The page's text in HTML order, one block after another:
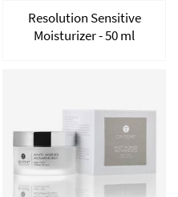
Resolution Sensitive
Moisturizer - 50 ml